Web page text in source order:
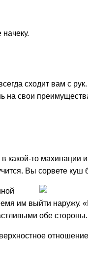
сходит вам с
на свои
какой-то махинации
Вы сорвете куш
им выйти наружу.
обе стороны.